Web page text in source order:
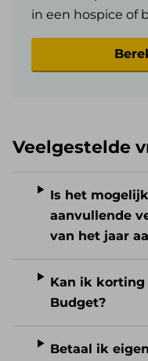
in een hospice of
Veelgestelde
Is het
aanvullende
van het jaar
Kan ik korting
Budget?
Betaal ik